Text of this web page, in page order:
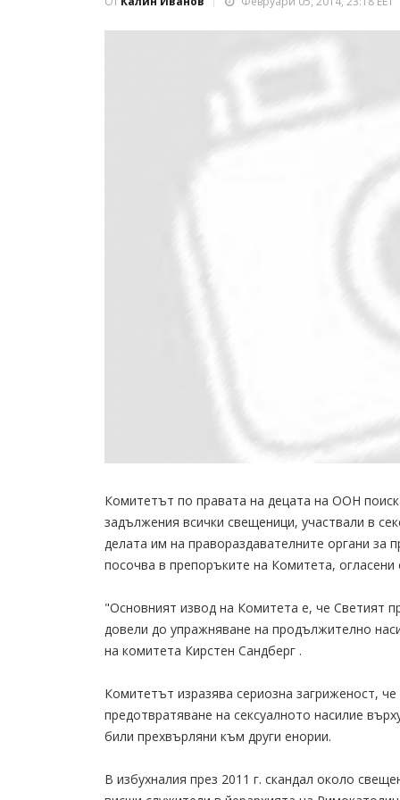
Комитетът по правата на децата на ООН
задължения всички свещеници, участвали в
делата им на правораздавателните органи за
посочва в препоръките на Комитета,
"Основният извод на Комитета е, че Светият
довели до упражняване на продължително
на комитета Кирстен Сандберг .
Комитетът изразява сериозна загриженост,
предотвратяване на сексуалното насилие
били прехвърляни към други енории.
В избухналия през 2011 г. скандал около